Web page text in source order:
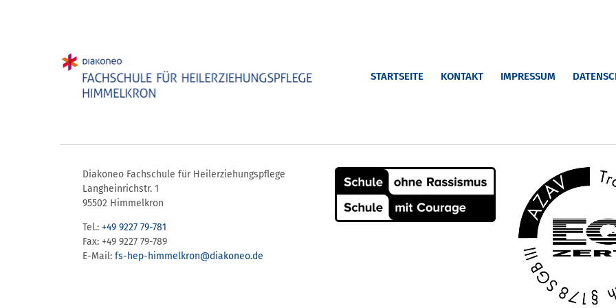
STARTSEITE KONTAKT IMPRESSUM
Diakoneo Fachschule für Heilerziehungspflege
Langheinrichstr. 1
95502 Himmelkron
Tel.:+49 9227 79-781
Fax: +49 9227 79-789
E-Mail:fs-hep-himmelkron​@diakoneo.de